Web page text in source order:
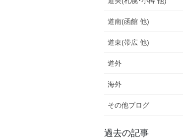
道南(函館 他)
道東(帯広 他)
道外
海外
その他ブログ
過去の記事